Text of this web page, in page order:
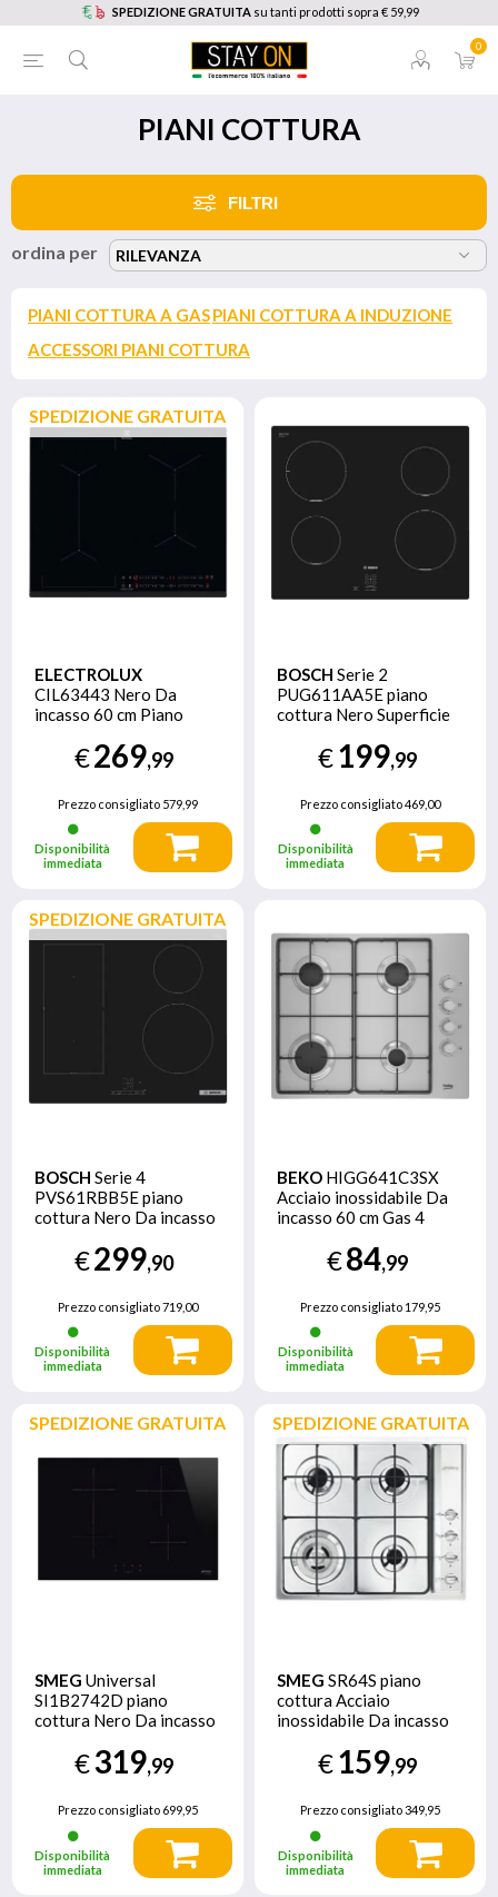
SPEDIZIONE GRATUITA su tanti prodotti sopra € 59,99
0
PIANI COTTURA
PIANI COTTURA A GASPIANI COTTURA A INDUZIONE
ACCESSORI PIANI COTTURA
FILTRI
ordina per
SPEDIZIONE GRATUITA
ELECTROLUX
CIL63443 Nero Da
incasso 60 cm Piano
Fornello(i)
€269,99
Prezzo consigliato579,99
Disponibilità
immediata
BOSCH Serie 2
PUG611AA5E piano
cottura Nero Superficie
cottura a induzione 4
Fornello(i)
€199,99
Prezzo consigliato469,00
Disponibilità
immediata
SPEDIZIONE GRATUITA
BOSCH Serie 4
PVS61RBB5E piano
cottura Nero Da incasso
induzione 4 Fornello(i)
€299,90
Prezzo consigliato719,00
Disponibilità
immediata
BEKO HIGG641C3SX
Acciaio inossidabile Da
incasso 60 cm Gas 4
€84,99
Prezzo consigliato 179,95
Disponibilità
immediata
SPEDIZIONE GRATUITA
SMEG Universal
SI1B2742D piano
cottura Nero Da incasso
induzione 4 Fornello(i)
€319,99
Prezzo consigliato699,95
Disponibilità
immediata
SPEDIZIONE GRATUITA
SMEG SR64S piano
cottura Acciaio
inossidabile Da incasso
€159,99
Prezzo consigliato349,95
Disponibilità
immediata